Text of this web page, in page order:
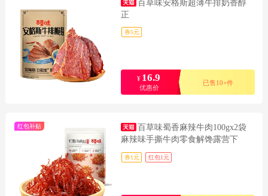
百草味安格斯超薄牛排奶香醇
正
券5元
¥ 16.9
优惠价
已售10+件
红包补贴
百草味蜀香麻辣牛肉100gx2袋
麻辣味手撕牛肉零食解馋露营下
券1元 红包1元